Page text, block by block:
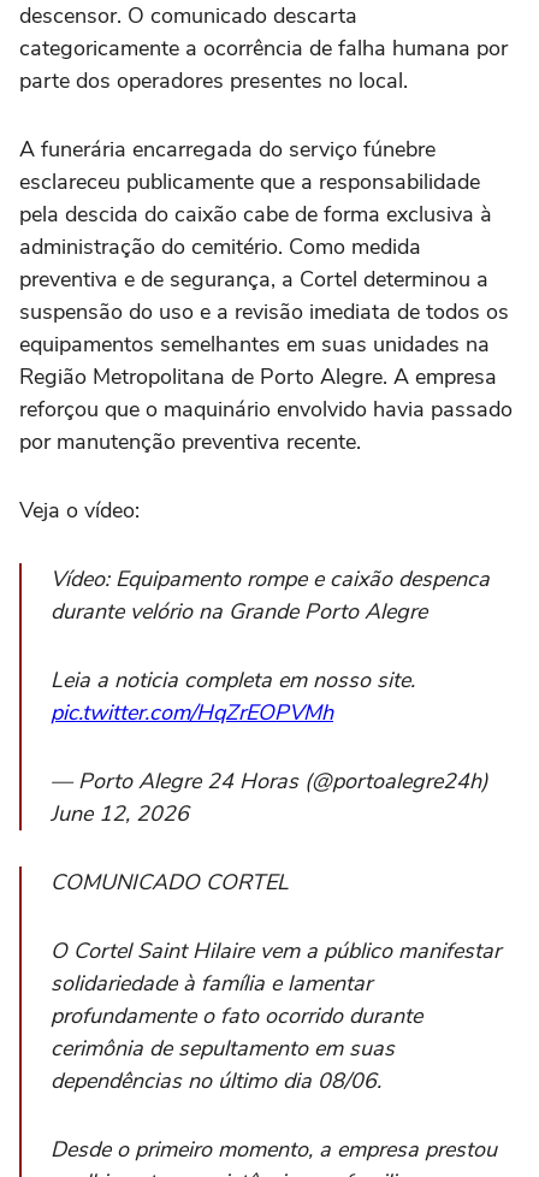
descensor. O comunicado descarta
categoricamente a ocorrência de falha humana por
parte dos operadores presentes no local.
A funerária encarregada do serviço fúnebre
esclareceu publicamente que a responsabilidade
pela descida do caixão cabe de forma exclusiva à
administração do cemitério. Como medida
preventiva e de segurança, a Cortel determinou a
suspensão do uso e a revisão imediata de todos os
equipamentos semelhantes em suas unidades na
Região Metropolitana de Porto Alegre. A empresa
reforçou que o maquinário envolvido havia passado
por manutenção preventiva recente.
Veja o vídeo:
Vídeo: Equipamento rompe e caixão despenca
durante velório na Grande Porto Alegre
Leia a noticia completa em nosso site.
pic.twitter.com/HqZrEOPVMh
— Porto Alegre 24 Horas (@portoalegre24h)
June 12, 2026
COMUNICADO CORTEL
O Cortel Saint Hilaire vem a público manifestar
solidariedade à família e lamentar
profundamente o fato ocorrido durante
cerimônia de sepultamento em suas
dependências no último dia 08/06.
Desde o primeiro momento, a empresa prestou